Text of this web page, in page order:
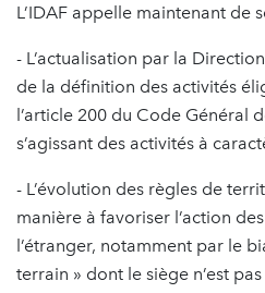
L’IDAF appelle maintenant de
- L’actualisation par la
de la définition des activités
l’article 200 du Code Général
s’agissant des activités à
- L’évolution des règles de
manière à favoriser l’action
l’étranger, notamment par le
terrain » dont le siège n’est